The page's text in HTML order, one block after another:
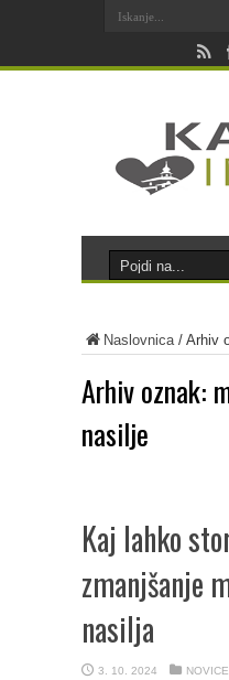
Naslovnica/ Arhiv
Arhiv oznak:
nasilje
Kaj lahko
zmanjšanje
nasilja
3. 10. 2024 NOVICE